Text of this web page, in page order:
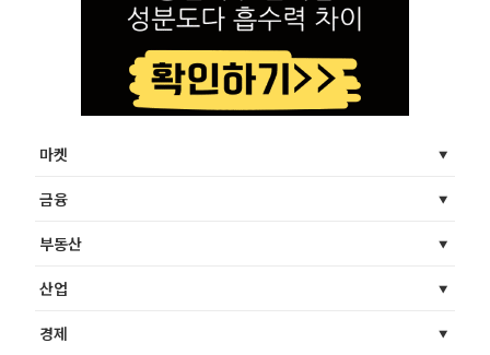
마켓
금융
부동산
산업
경제